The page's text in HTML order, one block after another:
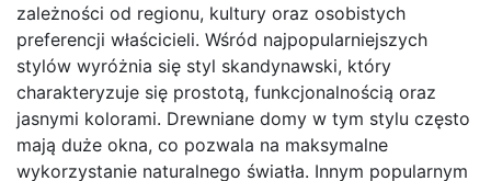
zależności od regionu, kultury oraz osobistych
preferencji właścicieli. Wśród najpopularniejszych
stylów wyróżnia się styl skandynawski, który
charakteryzuje się prostotą, funkcjonalnością oraz
jasnymi kolorami. Drewniane domy w tym stylu często
mają duże okna, co pozwala na maksymalne
wykorzystanie naturalnego światła. Innym popularnym